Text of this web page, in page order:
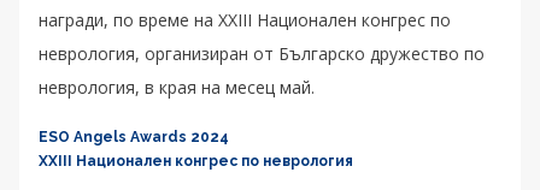
награди, по време на XXIII Национален конгрес по
неврология, организиран от Българско дружество по
неврология, в края на месец май.
ESO Angels Awards 2024
XXIII Национален конгрес по неврология